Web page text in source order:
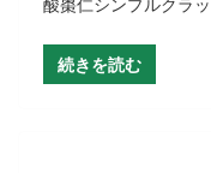
酸棗仁シンプルクラ
続きを読む